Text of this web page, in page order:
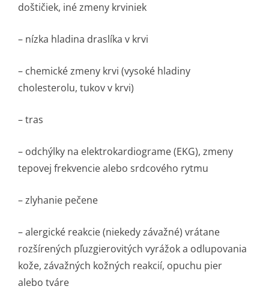
doštičiek, iné zmeny krviniek
– nízka hladina draslíka v krvi
– chemické zmeny krvi (vysoké hladiny
cholesterolu, tukov v krvi)
– tras
– odchýlky na elektrokardiograme (EKG), zmeny
tepovej frekvencie alebo srdcového rytmu
– zlyhanie pečene
– alergické reakcie (niekedy závažné) vrátane
rozšírených pľuzgierovitých vyrážok a odlupovania
kože, závažných kožných reakcií, opuchu pier
alebo tváre